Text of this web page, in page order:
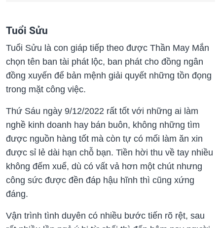
Tuổi Sửu
Tuổi Sửu là con giáp tiếp theo được Thần May Mắn
chọn tên ban tài phát lộc, ban phát cho đồng ngân
đồng xuyến để bản mệnh giải quyết những tồn đọng
trong mặt công việc.
Thứ Sáu ngày 9/12/2022 rất tốt với những ai làm
nghề kinh doanh hay bán buôn, không những tìm
được nguồn hàng tốt mà còn tự có mối làm ăn xin
được sỉ lẻ dài hạn chỗ bạn. Tiền hời thu về tay nhiều
không đếm xuể, dù có vất vả hơn một chút nhưng
công sức được đền đáp hậu hĩnh thì cũng xứng
đáng.
Vận trình tình duyên có nhiều bước tiến rõ rệt, sau